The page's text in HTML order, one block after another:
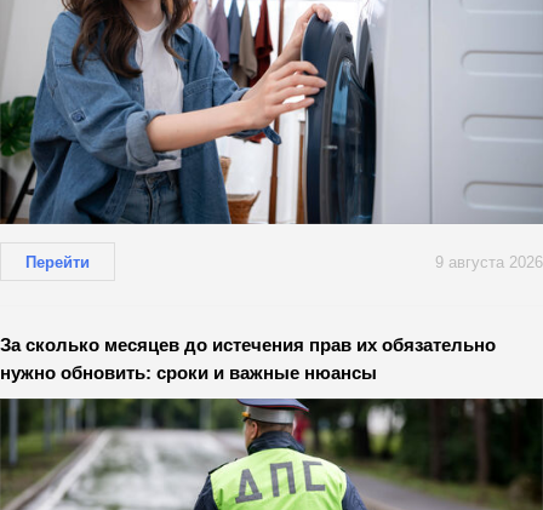
Перейти 9 августа 2026
За сколько месяцев до истечения прав их обязательно
нужно обновить: сроки и важные нюансы